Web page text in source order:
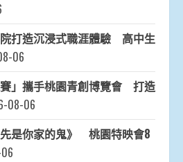
打造沉浸式職涯體驗 高中生
06
賽」攜手桃園青創博覽會 打造
08-06
先是你家的鬼》 桃園特映會8